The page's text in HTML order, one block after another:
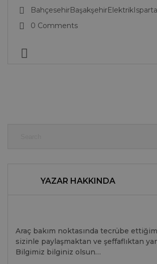
BahçesehirBaşakşehirElektrik
0 Comments
YAZAR HAKKINDA
Araç bakım noktasında tecrübe
sizinle paylaşmaktan ve şeffaflıktan
Bilgimiz bilginiz olsun…